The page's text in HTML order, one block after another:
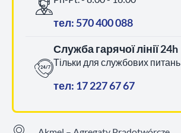
тел: 570 400 088
Служба гарячої лінії 24h
Тільки для службових питань
тел: 17 227 67 67